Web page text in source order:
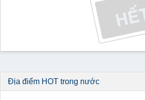
Địa điểm HOT trong nước